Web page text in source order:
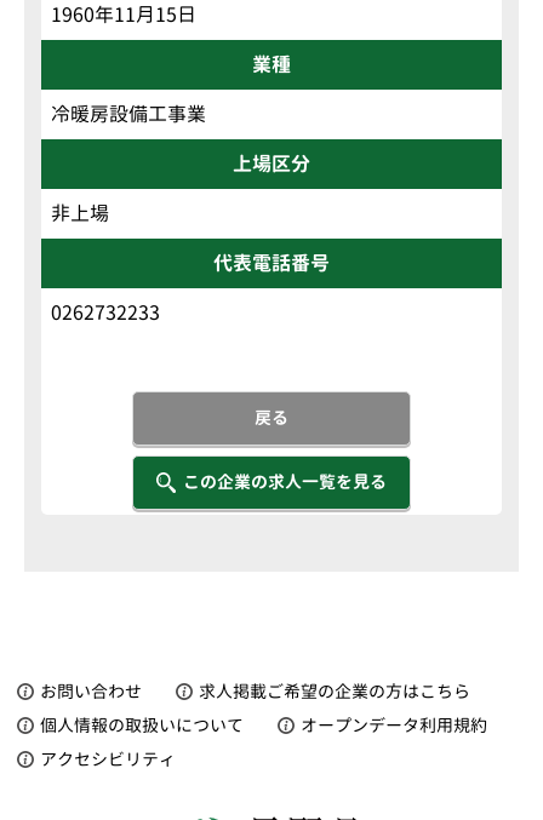
1960年11月15日
業種
冷暖房設備工事業
上場区分
非上場
代表電話番号
0262732233
戻る
この企業の求人一覧を見る
お問い合わせ
求人掲載ご希望の企業の方はこちら
個人情報の取扱いについて
オープンデータ利用規約
アクセシビリティ